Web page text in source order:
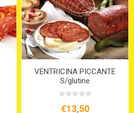
VENTRICINA PICCANTE
S/glutine
€13,50